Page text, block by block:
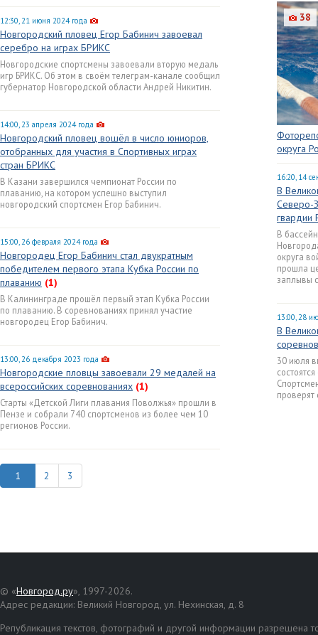
12:30, 21 июня 2024 года
Новгородский пловец Егор Бабинич завоевал
серебро на играх БРИКС
Новгородские спортсмены завоевали вторую медаль
игр БРИКС. Об этом в своём телеграм-канале сообщил
губернатор Новгородской области Андрей Никитин.
14:00, 23 апреля 2024 года
Новгородский пловец вошёл в число юниоров,
отобранных для участия в Спортивных играх
стран БРИКС
В Казани завершился чемпионат России по
плаванию, на котором успешно выступил
новгородский спортсмен Егор Бабинич.
15:00, 26 февраля 2024 года
Новгородец Егор Бабинич стал двукратным
победителем первого этапа Кубка России по
плаванию (1)
В Калининграде прошёл первый этап Кубка России
по плаванию. В соревнованиях принял участие
новгородец Егор Бабинич.
13:00, 26 декабря 2023 года
Новгородские пловцы завоевали 29 медалей на
всероссийских соревнованиях (1)
Старты «Детской Лиги плавания Поволжья» прошли в
Пензе и собрали 740 спортсменов из более чем 10
регионов России.
38
округа
16:20, 14
В
Северо-
гвардии
В
округа
прошла
заплывы
13:00, 28
В
30 июля
проверят
2 3
© «Новгород.ру», 1997-2026.
Адрес редакции: Великий Новгород, ул. Нехинская, д. 8
Републикация текстов, фотографий и другой информации разрешена